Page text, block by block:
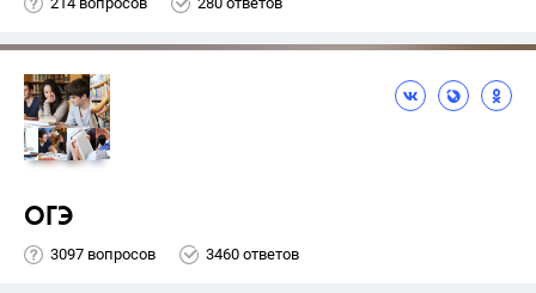
ОГЭ
3097 вопросов 3460 ответов